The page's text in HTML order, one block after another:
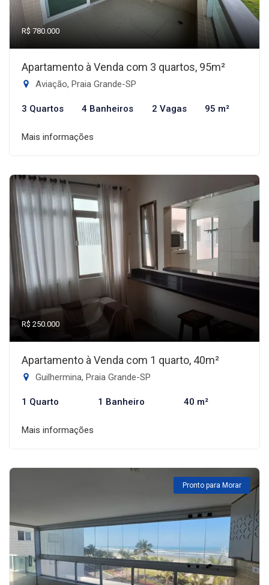
R$ 780.000
Apartamento à Venda com 3 quartos, 95m²
Aviação, Praia Grande-SP
3 Quartos 4 Banheiros 2 Vagas 95 m²
Mais informações
R$ 250.000
Apartamento à Venda com 1 quarto, 40m²
Guilhermina, Praia Grande-SP
1 Quarto 1 Banheiro 40 m²
Mais informações
Pronto para Morar